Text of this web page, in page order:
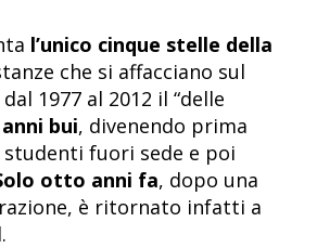
l’unico cinque stelle della
che si affacciano sul
1977 al 2012 il “delle
bui, divenendo prima
fuori sede e poi
otto anni fa, dopo una
è ritornato infatti a